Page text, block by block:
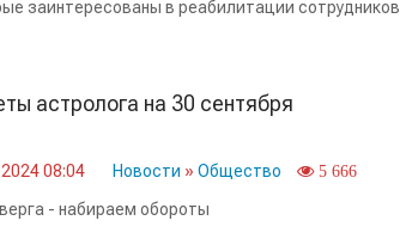
заинтересованы в реабилитации сотрудников
астролога на 30 сентября
08:04 Новости » Общество 5 666
- набираем обороты